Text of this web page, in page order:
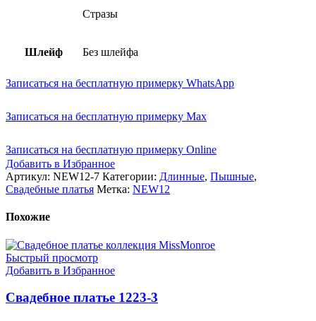
Стразы
Шлейф Без шлейфа
Записаться на бесплатную примерку WhatsApp
Записаться на бесплатную примерку Max
Записаться на бесплатную примерку Online
Добавить в Избранное
Артикул: NEW12-7 Категории: Длинные, Пышные,
Свадебные платья Метка: NEW12
Похожие
Быстрый просмотр
Добавить в Избранное
Свадебное платье 1223-3